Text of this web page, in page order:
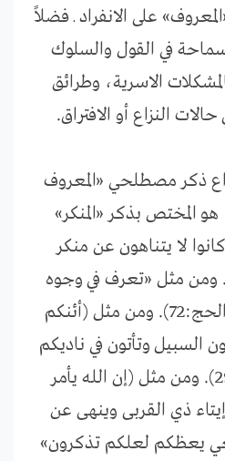
على الانفراد ـ فضلاً
في القول والسلوك
الاسرية، وطرائق
النزاع أو الافتراق.
ذكر مصطلحي «المعروف
هو المختص بذكر «المنكر»
لا يتناهون عن منكر
(المائدة: 79). ومن مثل «تعرف في وجوه
الذين كفروا المنكر» (الحج:72). ومن مثل (أئنكم
السبيل وتأتون في ناديكم
المنكر» (العنكبوت:29). ومن مثل (إن الله يأمر
ذي القربى وينهى عن
يعظكم لعلكم تذكرون»